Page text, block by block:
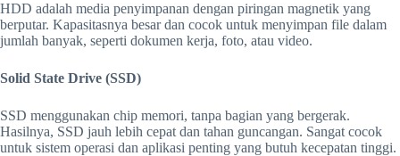
HDD adalah media penyimpanan dengan piringan magnetik yang
berputar. Kapasitasnya besar dan cocok untuk menyimpan file dalam
jumlah banyak, seperti dokumen kerja, foto, atau video.
Solid State Drive (SSD)
SSD menggunakan chip memori, tanpa bagian yang bergerak.
Hasilnya, SSD jauh lebih cepat dan tahan guncangan. Sangat cocok
untuk sistem operasi dan aplikasi penting yang butuh kecepatan tinggi.